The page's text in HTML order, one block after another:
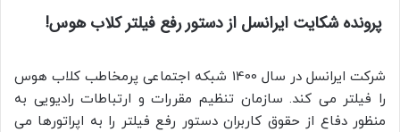
پرونده شکایت ایرانسل از دستور رفع فیلتر کلاب هوس!
شرکت ایرانسل در سال 1400 شبکه اجتماعی پرمخاطب کلاب هوس
را فیلتر می کند. سازمان تنظیم مقررات و ارتباطات رادیویی به
منظور دفاع از حقوق کاربران دستور رفع فیلتر را به اپراتورها می